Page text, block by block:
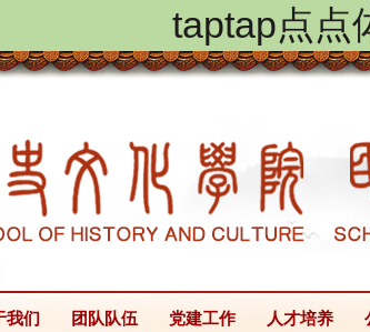
taptap点点
我们 团队队伍 党建工作 人才培养